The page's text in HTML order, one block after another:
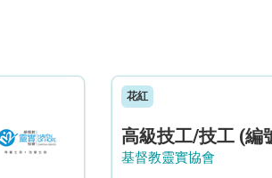
花紅
基督教靈實協會